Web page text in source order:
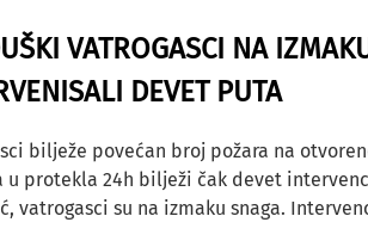
VATROGASCI NA
DEVET PUTA
bilježe povećan broj požara na
u protekla 24h bilježi čak devet
vatrogasci su na izmaku snaga.